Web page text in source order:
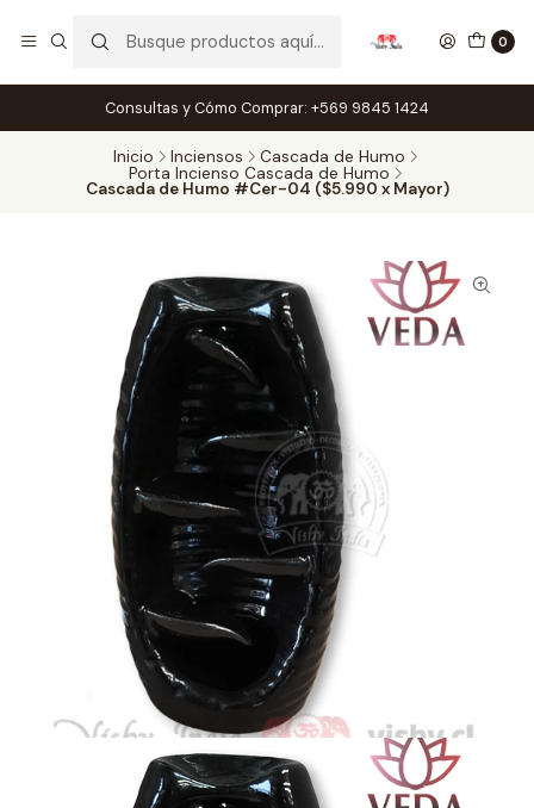
0
Consultas y Cómo Comprar: +569 9845 1424
Inicio Inciensos
Cascada de Humo
Porta Incienso Cascada de Humo
Cascada de Humo #Cer-04 ($5.990 x Mayor)